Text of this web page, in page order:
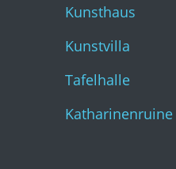
Kunsthaus
Kunstvilla
Tafelhalle
Katharinenruine